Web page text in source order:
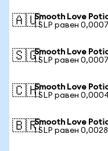
🇦🇺Smooth Love
1 SLP равен
🇸🇬Smooth Love
1 SLP равен
🇨🇭Smooth Love
1 SLP равен
🇧🇷Smooth Love
1 SLP равен